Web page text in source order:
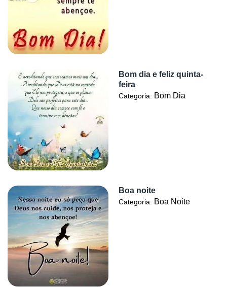
Bom dia e feliz quinta-
feira
Categoria: Bom Dia
Boa noite
Categoria: Boa Noite